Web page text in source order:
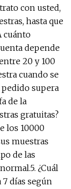
con usted,
hasta que
cuánto
depende
20 y 100
cuando se
pedido supera
de la
gratuitas?
los 10000
muestras
de las
¿Cuál
7 días según